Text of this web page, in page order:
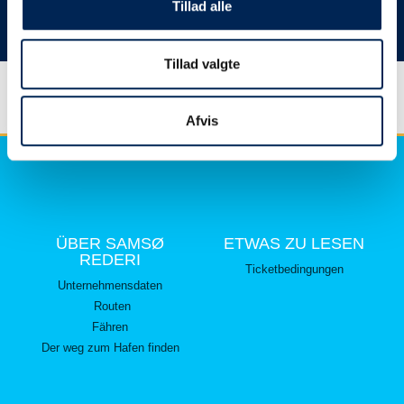
Tillad alle
Tillad valgte
Afvis
Vielen Dank für Ihr Verständnis.
ÜBER SAMSØ
REDERI
Unternehmensdaten
Routen
Fähren
Der weg zum Hafen finden
ETWAS ZU LESEN
Ticketbedingungen